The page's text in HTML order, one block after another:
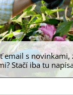
email s
Stačí iba tu